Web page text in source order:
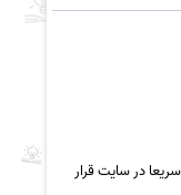
در سایت قرار